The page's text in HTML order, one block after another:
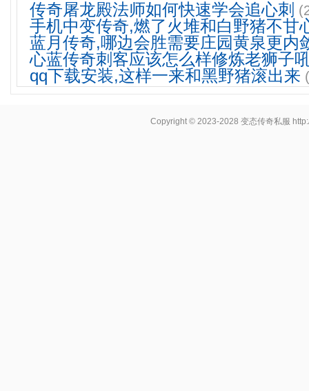
传奇屠龙殿法师如何快速学会追心刺
手机中变传奇,燃了火堆和白野猪不甘
蓝月传奇,哪边会胜需要庄园黄泉更内
心蓝传奇刺客应该怎么样修炼老狮子
qq下载安装,这样一来和黑野猪滚出来
Copyright © 2023-2028变态传奇私服